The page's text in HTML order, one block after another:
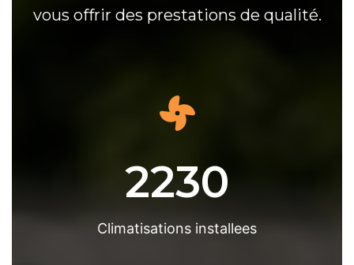
vous offrir des prestations de qualité.
2230
Climatisations installees